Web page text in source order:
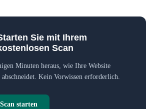
Sie mit Ihrem
Scan
Minuten heraus, wie Ihre Website
Kein Vorwissen erforderlich.
starten